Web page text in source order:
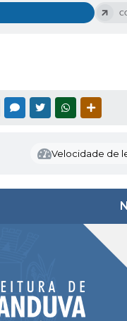
FACEBOOKMESSENGER
TWITTERWHATSAPP
Velocidade de